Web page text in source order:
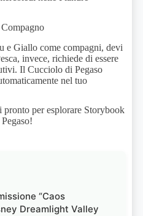
e Giallo come compagni, devi
invece, richiede di essere
Il Cucciolo di Pegaso
nel tuo
per esplorare Storybook
“Caos
Dreamlight Valley